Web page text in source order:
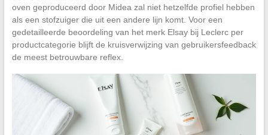
oven geproduceerd door Midea zal niet hetzelfde profiel hebben
als een stofzuiger die uit een andere lijn komt. Voor een
gedetailleerde beoordeling van het merk Elsay bij Leclerc per
productcategorie blijft de kruisverwijzing van gebruikersfeedback
de meest betrouwbare reflex.